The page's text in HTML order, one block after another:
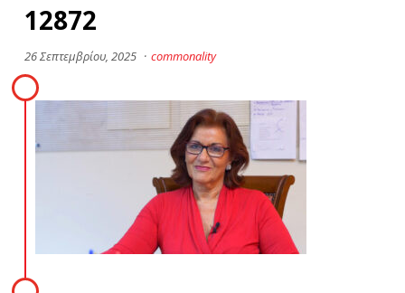
12872
26 Σεπτεμβρίου, 2025 · commonality